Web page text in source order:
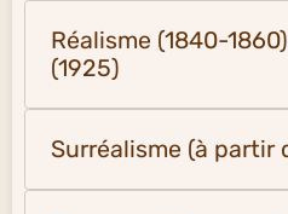
Réalisme (1840-
(1925)
Surréalisme (à partir